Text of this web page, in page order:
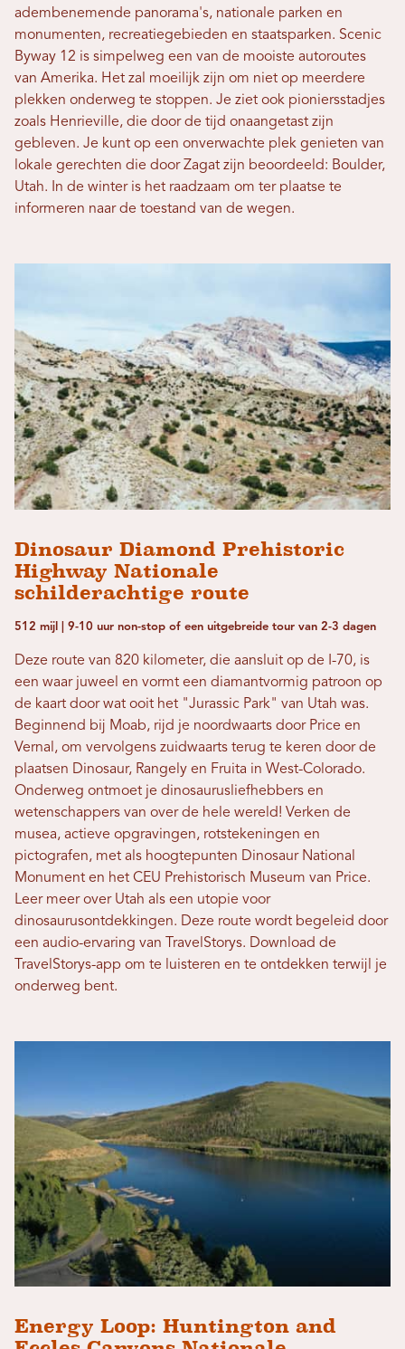
adembenemende panorama's, nationale parken en
monumenten, recreatiegebieden en staatsparken. Scenic
Byway 12 is simpelweg een van de mooiste autoroutes
van Amerika. Het zal moeilijk zijn om niet op meerdere
plekken onderweg te stoppen. Je ziet ook pioniersstadjes
zoals Henrieville, die door de tijd onaangetast zijn
gebleven. Je kunt op een onverwachte plek genieten van
lokale gerechten die door Zagat zijn beoordeeld: Boulder,
Utah. In de winter is het raadzaam om ter plaatse te
informeren naar de toestand van de wegen.
Dinosaur Diamond Prehistoric
Highway Nationale
schilderachtige route
512 mijl | 9-10 uur non-stop of een uitgebreide tour van 2-3 dagen
Deze route van 820 kilometer, die aansluit op de I-70, is
een waar juweel en vormt een diamantvormig patroon op
de kaart door wat ooit het "Jurassic Park" van Utah was.
Beginnend bij Moab, rijd je noordwaarts door Price en
Vernal, om vervolgens zuidwaarts terug te keren door de
plaatsen Dinosaur, Rangely en Fruita in West-Colorado.
Onderweg ontmoet je dinosaurusliefhebbers en
wetenschappers van over de hele wereld! Verken de
musea, actieve opgravingen, rotstekeningen en
pictografen, met als hoogtepunten Dinosaur National
Monument en het CEU Prehistorisch Museum van Price.
Leer meer over Utah als een utopie voor
dinosaurusontdekkingen. Deze route wordt begeleid door
een audio-ervaring van TravelStorys. Download de
TravelStorys-app om te luisteren en te ontdekken terwijl je
onderweg bent.
Energy Loop: Huntington and